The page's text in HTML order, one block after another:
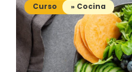
Curso » Cocina